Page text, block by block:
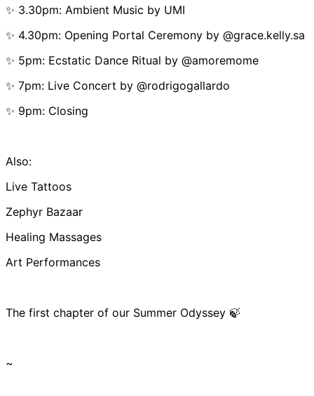
✨ 3.30pm: Ambient Music by UMI
✨ 4.30pm: Opening Portal Ceremony by @grace.kelly.sa
✨ 5pm: Ecstatic Dance Ritual by @amoremome
✨ 7pm: Live Concert by @rodrigogallardo
✨ 9pm: Closing
Also:
Live Tattoos
Zephyr Bazaar
Healing Massages
Art Performances
The first chapter of our Summer Odyssey 🍃
~